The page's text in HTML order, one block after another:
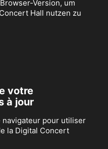
Version, um
Hall nutzen zu
votre
à jour
pour utiliser
la Digital Concert